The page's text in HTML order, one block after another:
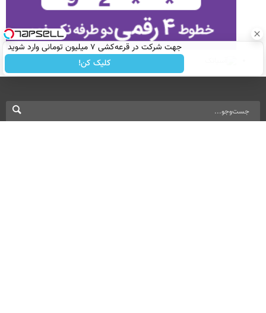
جهت شرکت در قرعه‌کشی ۷ میلیون تومانی وارد شوید
کلیک کن!